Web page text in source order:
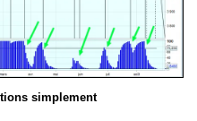
simplement